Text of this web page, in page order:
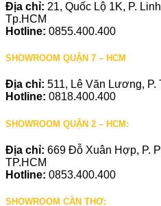
Địa chỉ: 21, Quốc Lộ 1K, P.
Tp.HCM
Hotline: 0855.400.400
SHOWROOM QUẬN 7 – HCM
Địa chỉ: 511, Lê Văn Lương, P.
Hotline: 0818.400.400
SHOWROOM QUẬN 2 – HCM:
Địa chỉ: 669 Đỗ Xuân Hợp, P.
TP.HCM
Hotline: 0853.400.400
SHOWROOM CẦN THƠ: